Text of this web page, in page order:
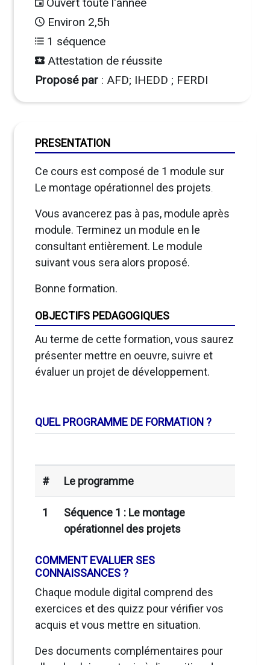
Ouvert toute l'année
Environ 2,5h
1 séquence
Attestation de réussite
Proposé par : AFD; IHEDD ; FERDI
PRESENTATION
Ce cours est composé de 1 module sur
Le montage opérationnel des projets.
Vous avancerez pas à pas, module après
module. Terminez un module en le
consultant entièrement. Le module
suivant vous sera alors proposé.
Bonne formation.
OBJECTIFS PEDAGOGIQUES
Au terme de cette formation, vous saurez
présenter mettre en oeuvre, suivre et
évaluer un projet de développement.
QUEL PROGRAMME DE FORMATION ?
# Le programme
1
Séquence 1 : Le montage
opérationnel des projets
COMMENT EVALUER SES
CONNAISSANCES ?
Chaque module digital comprend des
exercices et des quizz pour vérifier vos
acquis et vous mettre en situation.
Des documents complémentaires pour